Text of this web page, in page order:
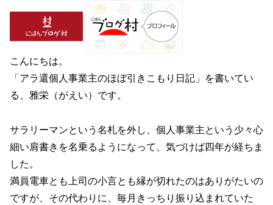
こんにちは。
「アラ還個人事業主のほぼ引きこもり日記」を書いてい
る、雅栄（がえい）です。
サラリーマンという名札を外し、個人事業主という少々心
細い肩書きを名乗るようになって、気づけば四年が経ちま
した。
満員電車とも上司の小言とも縁が切れたのはありがたいの
ですが、その代わりに、毎月きっちり振り込まれていた